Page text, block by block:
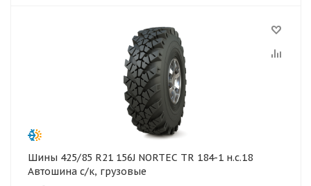
Шины 425/85 R21 156J NORTEC TR 184-1 н.с.18
Автошина с/к, грузовые